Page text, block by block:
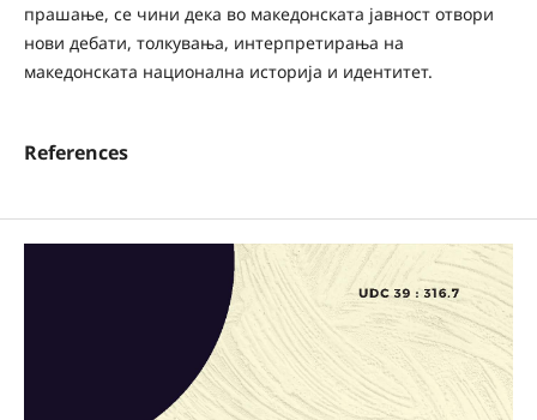
прашање, се чини дека во македонската јавност отвори
нови дебати, толкувања, интерпретирања на
македонската национална историја и идентитет.
References